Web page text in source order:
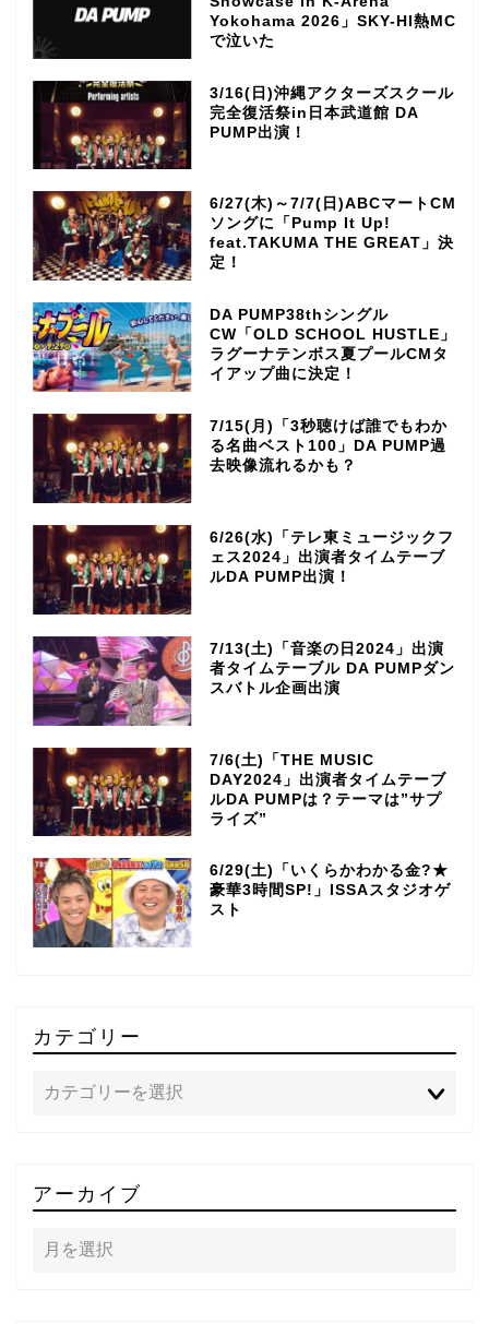
Yokohama 2026」SKY-HI熱MC
で泣いた
3/16(日)沖縄アクターズスクール
完全復活祭in日本武道館 DA
PUMP出演！
6/27(木)～7/7(日)ABCマートCM
ソングに「Pump It Up!
feat.TAKUMA THE GREAT」決
定！
DA PUMP38thシングル
CW「OLD SCHOOL HUSTLE」
ラグーナテンボス夏プールCMタ
イアップ曲に決定！
7/15(月)「3秒聴けば誰でもわか
る名曲ベスト100」DA PUMP過
去映像流れるかも？
6/26(水)「テレ東ミュージックフ
ェス2024」出演者タイムテーブ
ルDA PUMP出演！
7/13(土)「音楽の日2024」出演
者タイムテーブル DA PUMPダン
スバトル企画出演
7/6(土)「THE MUSIC
DAY2024」出演者タイムテーブ
ルDA PUMPは？テーマは”サプ
ライズ”
6/29(土)「いくらかわかる金?★
豪華3時間SP!」ISSAスタジオゲ
スト
カテゴリー
アーカイブ